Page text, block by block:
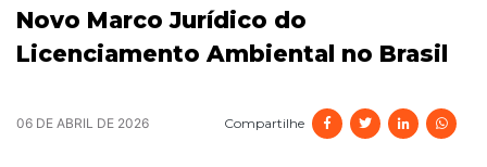
Novo Marco Jurídico do
Licenciamento Ambiental no Brasil
06 DE ABRIL DE 2026 Compartilhe